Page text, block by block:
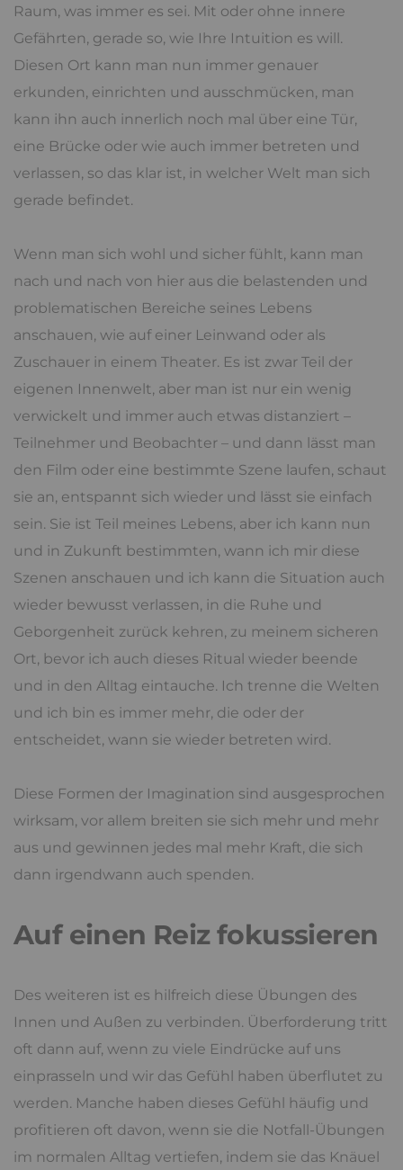
Raum, was immer es sei. Mit oder ohne innere
Gefährten, gerade so, wie Ihre Intuition es will.
Diesen Ort kann man nun immer genauer
erkunden, einrichten und ausschmücken, man
kann ihn auch innerlich noch mal über eine Tür,
eine Brücke oder wie auch immer betreten und
verlassen, so das klar ist, in welcher Welt man sich
gerade befindet.
Wenn man sich wohl und sicher fühlt, kann man
nach und nach von hier aus die belastenden und
problematischen Bereiche seines Lebens
anschauen, wie auf einer Leinwand oder als
Zuschauer in einem Theater. Es ist zwar Teil der
eigenen Innenwelt, aber man ist nur ein wenig
verwickelt und immer auch etwas distanziert –
Teilnehmer und Beobachter – und dann lässt man
den Film oder eine bestimmte Szene laufen, schaut
sie an, entspannt sich wieder und lässt sie einfach
sein. Sie ist Teil meines Lebens, aber ich kann nun
und in Zukunft bestimmten, wann ich mir diese
Szenen anschauen und ich kann die Situation auch
wieder bewusst verlassen, in die Ruhe und
Geborgenheit zurück kehren, zu meinem sicheren
Ort, bevor ich auch dieses Ritual wieder beende
und in den Alltag eintauche. Ich trenne die Welten
und ich bin es immer mehr, die oder der
entscheidet, wann sie wieder betreten wird.
Diese Formen der Imagination sind ausgesprochen
wirksam, vor allem breiten sie sich mehr und mehr
aus und gewinnen jedes mal mehr Kraft, die sich
dann irgendwann auch spenden.
Auf einen Reiz fokussieren
Des weiteren ist es hilfreich diese Übungen des
Innen und Außen zu verbinden. Überforderung tritt
oft dann auf, wenn zu viele Eindrücke auf uns
einprasseln und wir das Gefühl haben überflutet zu
werden. Manche haben dieses Gefühl häufig und
profitieren oft davon, wenn sie die Notfall-Übungen
im normalen Alltag vertiefen, indem sie das Knäuel